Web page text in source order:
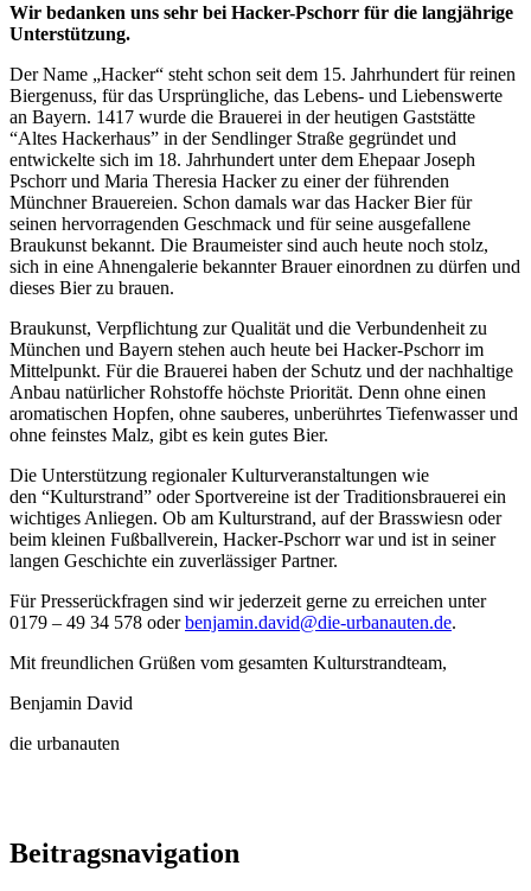
Wir bedanken uns sehr bei Hacker-Pschorr für die langjährige
Unterstützung.
Der Name „Hacker“ steht schon seit dem 15. Jahrhundert für reinen
Biergenuss, für das Ursprüngliche, das Lebens- und Liebenswerte
an Bayern. 1417 wurde die Brauerei in der heutigen Gaststätte
“Altes Hackerhaus” in der Sendlinger Straße gegründet und
entwickelte sich im 18. Jahrhundert unter dem Ehepaar Joseph
Pschorr und Maria Theresia Hacker zu einer der führenden
Münchner Brauereien. Schon damals war das Hacker Bier für
seinen hervorragenden Geschmack und für seine ausgefallene
Braukunst bekannt. Die Braumeister sind auch heute noch stolz,
sich in eine Ahnengalerie bekannter Brauer einordnen zu dürfen und
dieses Bier zu brauen.
Braukunst, Verpflichtung zur Qualität und die Verbundenheit zu
München und Bayern stehen auch heute bei Hacker-Pschorr im
Mittelpunkt. Für die Brauerei haben der Schutz und der nachhaltige
Anbau natürlicher Rohstoffe höchste Priorität. Denn ohne einen
aromatischen Hopfen, ohne sauberes, unberührtes Tiefenwasser und
ohne feinstes Malz, gibt es kein gutes Bier.
Die Unterstützung regionaler Kulturveranstaltungen wie
den “Kulturstrand” oder Sportvereine ist der Traditionsbrauerei ein
wichtiges Anliegen. Ob am Kulturstrand, auf der Brasswiesn oder
beim kleinen Fußballverein, Hacker-Pschorr war und ist in seiner
langen Geschichte ein zuverlässiger Partner.
Für Presserückfragen sind wir jederzeit gerne zu erreichen unter
0179 – 49 34 578 oderbenjamin.david@die-urbanauten.de.
Mit freundlichen Grüßen vom gesamten Kulturstrandteam,
Benjamin David
die urbanauten
Beitragsnavigation